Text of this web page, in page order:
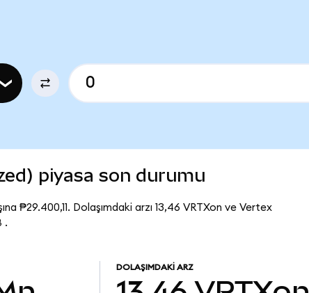
piyasa son durumu
₱29.400,11. Dolaşımdaki arzı 13,46 VRTXon ve Vertex
.
DOLAŞIMDAKI ARZ